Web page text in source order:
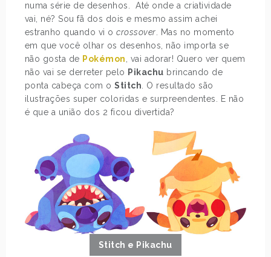
numa série de desenhos. Até onde a criatividade
vai, né? Sou fã dos dois e mesmo assim achei
estranho quando vi ocrossover . Mas no momento
em que você olhar os desenhos, não importa se
não gosta de Pokémon
, vai adorar! Quero ver quem
não vai se derreter pelo Pikachu brincando de
ponta cabeça com oStitch . O resultado são
ilustrações super coloridas e surpreendentes. E não
é que a união dos 2 ficou divertida?
Stitch e Pikachu